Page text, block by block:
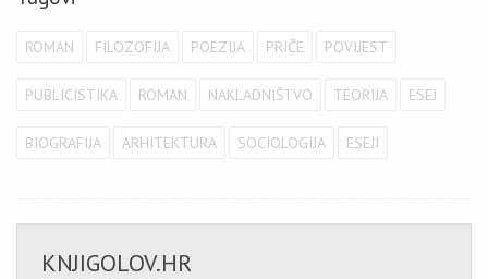
ROMAN FILOZOFIJA POEZIJA PRIČE POVIJEST
PUBLICISTIKA ROMAN NAKLADNIŠTVO TEORIJA ESEJ
BIOGRAFIJA ARHITEKTURA SOCIOLOGIJA ESEJI
KNJIGOLOV.HR